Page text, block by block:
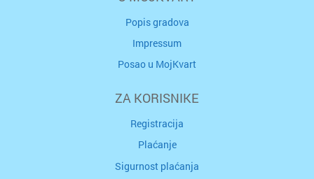
Popis gradova
Impressum
Posao u MojKvart
ZA KORISNIKE
Registracija
Plaćanje
Sigurnost plaćanja